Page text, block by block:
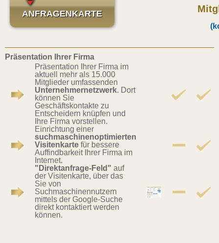
ANFRAGENKARTE
Präsentation Ihrer Firma
Präsentation Ihrer Firma im
aktuell mehr als 15.000
Mitglieder umfassenden
Unternehmernetzwerk. Dort
können Sie
Geschäftskontakte zu
Entscheidern knüpfen und
Ihre Firma vorstellen.
Einrichtung einer
suchmaschinenoptimierten
Visitenkarte für bessere
Auffindbarkeit Ihrer Firma im
Internet.
"Direktanfrage-Feld" auf
der Visitenkarte, über das
Sie von
Suchmaschinennutzern
mittels der Google-Suche
direkt kontaktiert werden
können.